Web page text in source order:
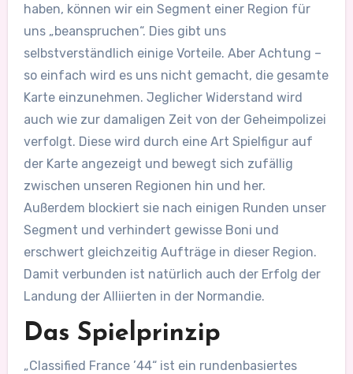
haben, können wir ein Segment einer Region für
uns „beanspruchen“. Dies gibt uns
selbstverständlich einige Vorteile. Aber Achtung –
so einfach wird es uns nicht gemacht, die gesamte
Karte einzunehmen. Jeglicher Widerstand wird
auch wie zur damaligen Zeit von der Geheimpolizei
verfolgt. Diese wird durch eine Art Spielfigur auf
der Karte angezeigt und bewegt sich zufällig
zwischen unseren Regionen hin und her.
Außerdem blockiert sie nach einigen Runden unser
Segment und verhindert gewisse Boni und
erschwert gleichzeitig Aufträge in dieser Region.
Damit verbunden ist natürlich auch der Erfolg der
Landung der Alliierten in der Normandie.
Das Spielprinzip
„Classified France ’44“ ist ein rundenbasiertes